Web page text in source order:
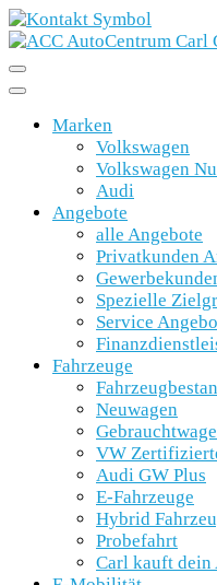
Marken
Volkswagen
Volkswagen
Audi
Angebote
alle Angebote
Privatkunden
Spezielle
Service
Fahrzeuge
Neuwagen
VW
Audi GW Plus
E-Fahrzeuge
Hybrid
Probefahrt
Carl kauft dein